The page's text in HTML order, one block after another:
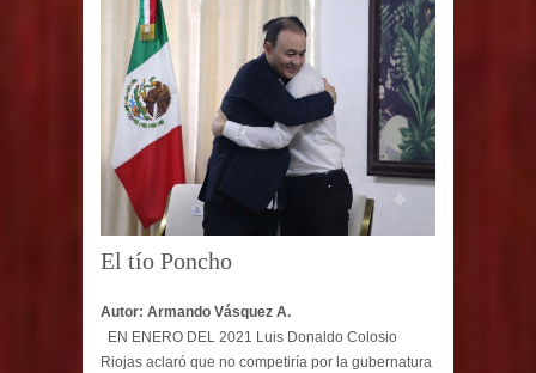
El tío Poncho
Autor: Armando Vásquez A.
EN ENERO DEL 2021 Luis Donaldo Colosio
Riojas aclaró que no competiría por la gubernatura